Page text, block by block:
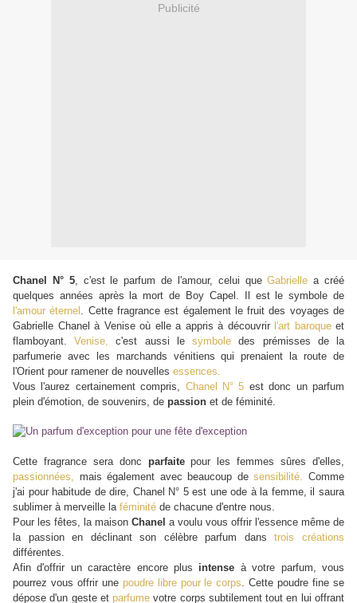
Publicité
Chanel N° 5, c'est le parfum de l'amour, celui queGabrielle a créé
quelques années après la mort de Boy Capel. Il est le symbole de
l'amour éternel . Cette fragrance est également le fruit des voyages de
Gabrielle Chanel à Venise où elle a appris à découvrir l'art baroqueet
flamboyant.Venise, c'est aussi lesymbole des prémisses de la
parfumerie avec les marchands vénitiens qui prenaient la route de
l'Orient pour ramener de nouvelles essences.
Vous l'aurez certainement compris, Chanel N° 5 est donc un parfum
plein d'émotion, de souvenirs, de passion et de féminité.
Cette fragrance sera donc parfaitepour les femmes sûres d'elles,
passionnées, mais également avec beaucoup desensibilité. Comme
j'ai pour habitude de dire, Chanel N° 5 est une ode à la femme, il saura
sublimer à merveille la féminité de chacune d'entre nous.
Pour les fêtes, la maison Chanel a voulu vous offrir l'essence même de
la passion en déclinant son célèbre parfum danstrois créations
différentes.
Afin d'offrir un caractère encore plus intense à votre parfum, vous
pourrez vous offrir une poudre libre pour le corps. Cette poudre fine se
dépose d'un geste etparfume votre corps subtilement tout en lui offrant